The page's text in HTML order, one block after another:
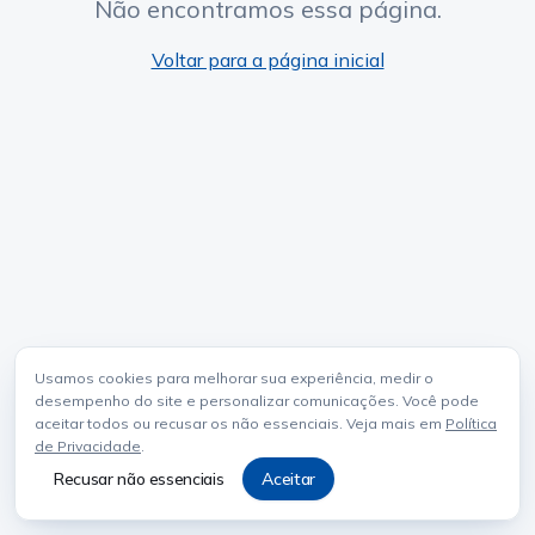
Usamos cookies para melhorar sua experiência, medir o
desempenho do site e personalizar comunicações. Você pode
aceitar todos ou recusar os não essenciais. Veja mais em Política
de Privacidade.
Recusar não essenciais Aceitar
Não encontramos essa página.
Voltar para a página inicial